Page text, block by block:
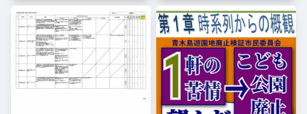
パー無所
属)
属)